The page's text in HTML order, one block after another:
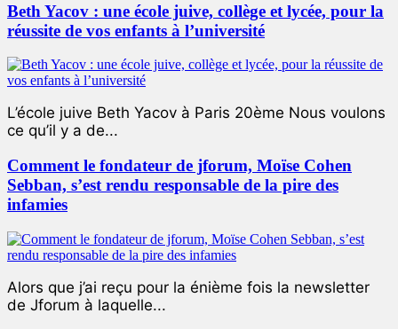
Beth Yacov : une école juive, collège et lycée, pour la
réussite de vos enfants à l’université
L’école juive Beth Yacov à Paris 20ème Nous voulons
ce qu’il y a de...
Comment le fondateur de jforum, Moïse Cohen
Sebban, s’est rendu responsable de la pire des
infamies
Alors que j’ai reçu pour la énième fois la newsletter
de Jforum à laquelle...